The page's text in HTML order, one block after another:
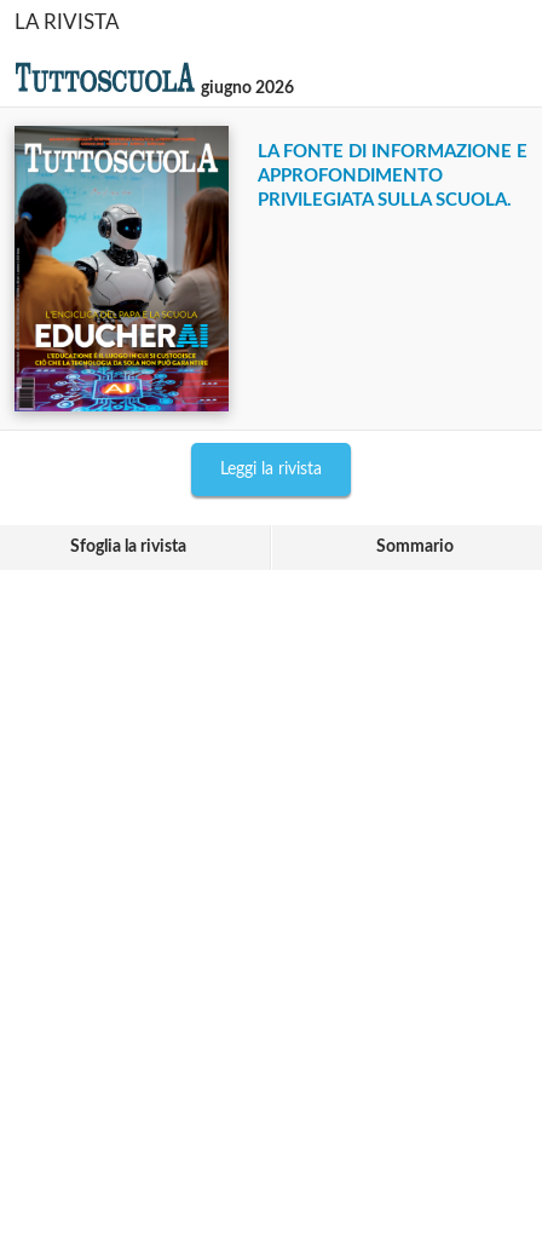
LA RIVISTA
giugno 2026
LA FONTE DI INFORMAZIONE E
APPROFONDIMENTO
PRIVILEGIATA SULLA SCUOLA.
Leggi la rivista
Sfoglia la rivista Sommario